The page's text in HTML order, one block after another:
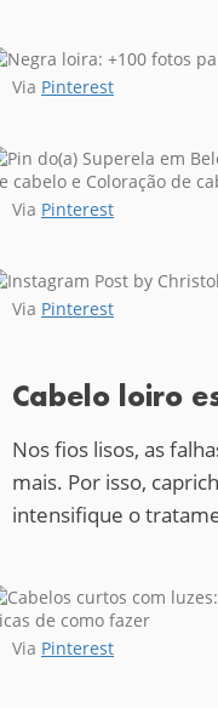
Via Pinterest
Via Pinterest
Via Pinterest
Cabelo loiro
Nos fios lisos, as
mais. Por isso,
intensifique o
Via Pinterest